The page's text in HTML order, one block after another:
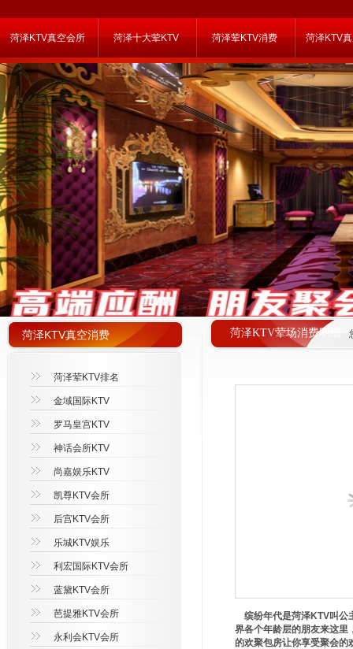
菏泽KTV真空会所 菏泽十大荤KTV 菏泽荤KTV消费 菏泽KTV
菏泽KTV荤场消费明细
菏泽KTV真空消费
菏泽荤KTV排名
金域国际KTV
罗马皇宫KTV
神话会所KTV
尚嘉娱乐KTV
凯尊KTV会所
后宫KTV会所
乐城KTV娱乐
利宏国际KTV会所
蓝黛KTV会所
芭提雅KTV会所
永利会KTV会所
缤纷年代是菏泽KTV叫公
界各个年龄层的朋友来这里
的欢聚包房让你享受聚会的